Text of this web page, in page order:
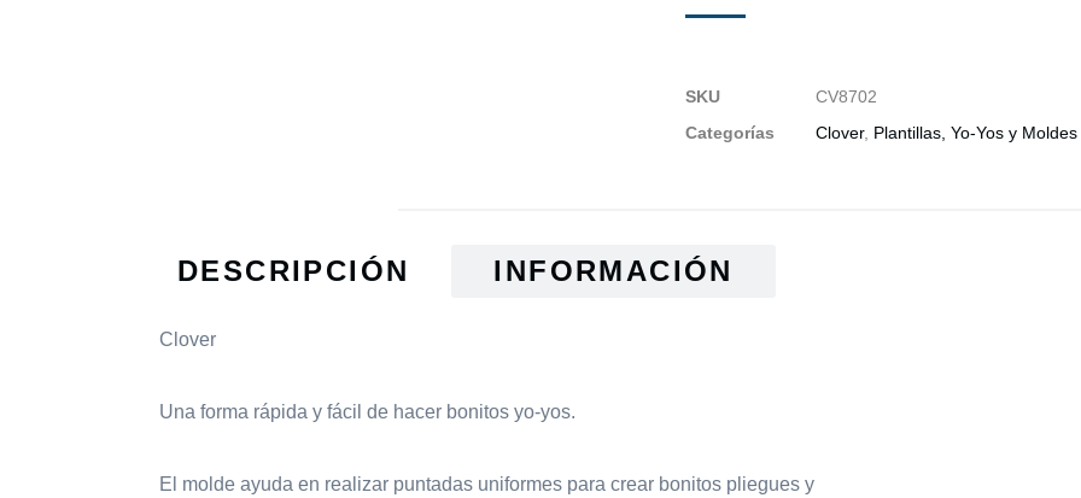
SKU
CV8702
Categorías
Clover, Plantillas, Yo-Yos y Moldes
DESCRIPCIÓN INFORMACIÓN
Clover
Una forma rápida y fácil de hacer bonitos yo-yos.
El molde ayuda en realizar puntadas uniformes para crear bonitos pliegues y